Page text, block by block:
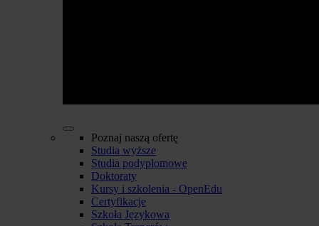
Poznaj naszą ofertę
Studia wyższe
Studia podyplomowe
Doktoraty
Kursy i szkolenia - OpenEdu
Certyfikacje
Szkoła Językowa